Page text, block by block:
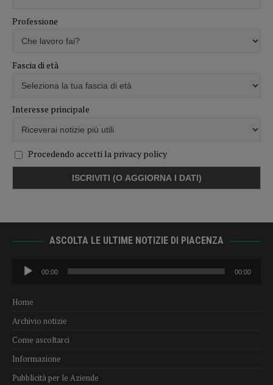
Professione
Fascia di età
Interesse principale
Procedendo accetti la privacy policy
ASCOLTA LE ULTIME NOTIZIE DI PIACENZA
Audio
Player
00:00 00:00
Home
Archivio notizie
Come ascoltarci
Informazione
Pubblicità per le Aziende